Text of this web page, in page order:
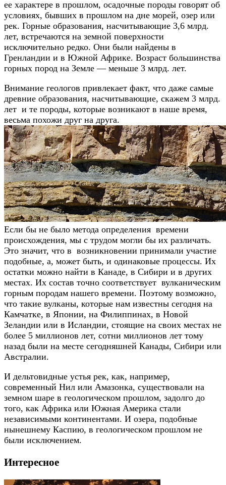
ее характере в прошлом, осадочные породы говорят об
условиях, бывших в прошлом на дне морей, озер или
рек. Горные образования, насчитывающие 3,6 млрд.
лет, встречаются на земной поверхности
исключительно редко. Они были найдены в
Гренландии и в Южной Африке. Возраст большинства
горных пород на Земле — меньше 3 млрд. лет.
Внимание геологов привлекает факт, что даже самые
древние образования, насчитывающие, скажем 3 млрд.
лет и те породы, которые возникают в наше время,
весьма похожи друг на друга.
Если бы не было метода определения времени
происхождения, мы с трудом могли бы их различать.
Это значит, что в возникновении принимали участие
подобные, а, может быть, и одинаковые процессы. Их
остатки можно найти в Канаде, в Сибири и в других
местах. Их состав точно соответствует вулканическим
горным породам нашего времени. Поэтому возможно,
что такие вулканы, которые нам известны сегодня на
Камчатке, в Японии, на Филиппинах, в Новой
Зеландии или в Исландии, стоящие на своих местах не
более 5 миллионов лет, сотни миллионов лет тому
назад были на месте сегодняшней Канады, Сибири или
Австралии.
И дельтовидные устья рек, как, например,
современный Нил или Амазонка, существовали на
земном шаре в геологическом прошлом, задолго до
того, как Африка или Южная Америка стали
независимыми континентами. И озера, подобные
нынешнему Каспию, в геологическом прошлом не
были исключением.
Интересное